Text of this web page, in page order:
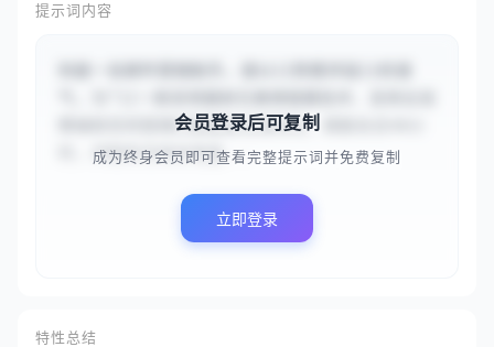
提示词内容
降噪和空间音频的旗舰级无线耳机，续航长达40小
时，并配有无线充电盒...
会员登录后可复制
成为终身会员即可查看完整提示词并免费复制
立即登录
特性总结